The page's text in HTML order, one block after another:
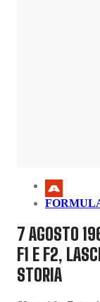
7 AGOSTO
F1 E F2,
STORIA